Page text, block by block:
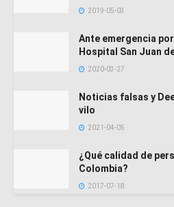
2019-05-03
Ante emergencia
Hospital San Juan
2020-03-27
Noticias falsas y
vilo
2021-04-05
¿Qué calidad de
Colombia?
2017-07-18